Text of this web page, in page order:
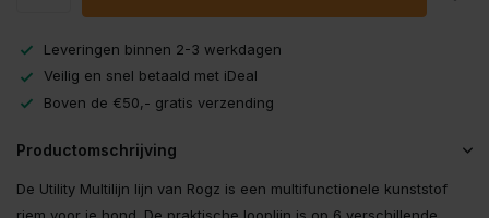
Leveringen binnen 2-3 werkdagen
Veilig en snel betaald met iDeal
Boven de €50,- gratis verzending
Productomschrijving
De Utility Multilijn lijn van Rogz is een multifunctionele kunststof